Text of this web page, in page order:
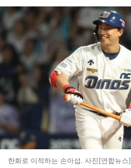
한화로 이적하는 손아섭. 사진[연합뉴스]